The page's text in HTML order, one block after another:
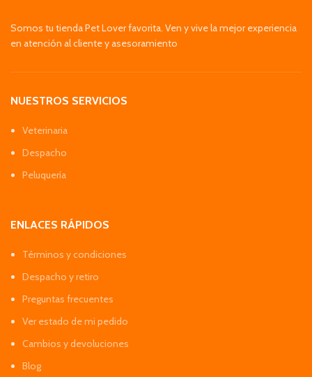
Somos tu tienda Pet Lover favorita. Ven y vive la mejor experiencia
en atención al cliente y asesoramiento
NUESTROS SERVICIOS
Veterinaria
Despacho
Peluquería
ENLACES RÁPIDOS
Términos y condiciones
Despacho y retiro
Preguntas frecuentes
Ver estado de mi pedido
Cambios y devoluciones
Blog